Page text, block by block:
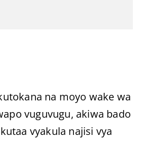
na moyo wake wa
vuguvugu, akiwa bado
vyakula najisi vya